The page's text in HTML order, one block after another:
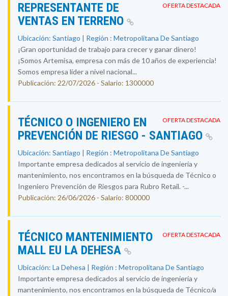
OFERTA DESTACADA
REPRESENTANTE DE
VENTAS EN TERRENO
Ubicación: Santiago | Región : Metropolitana De Santiago
¡Gran oportunidad de trabajo para crecer y ganar dinero!
¡Somos Artemisa, empresa con más de 10 años de experiencia!
Somos empresa líder a nivel nacional...
Publicación: 22/07/2026 - Salario: 1300000
OFERTA DESTACADA
TÉCNICO O INGENIERO EN
PREVENCIÓN DE RIESGO - SANTIAGO
Ubicación: Santiago | Región : Metropolitana De Santiago
Importante empresa dedicados al servicio de ingeniería y
mantenimiento, nos encontramos en la búsqueda de Técnico o
Ingeniero Prevención de Riesgos para Rubro Retail. -...
Publicación: 26/06/2026 - Salario: 800000
OFERTA DESTACADA
TÉCNICO MANTENIMIENTO
MALL EU LA DEHESA
Ubicación: La Dehesa | Región : Metropolitana De Santiago
Importante empresa dedicados al servicio de ingeniería y
mantenimiento, nos encontramos en la búsqueda de Técnico/a